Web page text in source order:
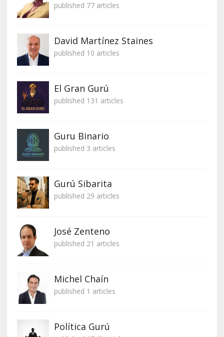
published 77 articles
David Martínez Staines
published 10 articles
El Gran Gurú
published 131 articles
Guru Binario
published 3 articles
Gurú Sibarita
published 29 articles
José Zenteno
published 21 articles
Michel Chaín
published 1 articles
Política Gurú